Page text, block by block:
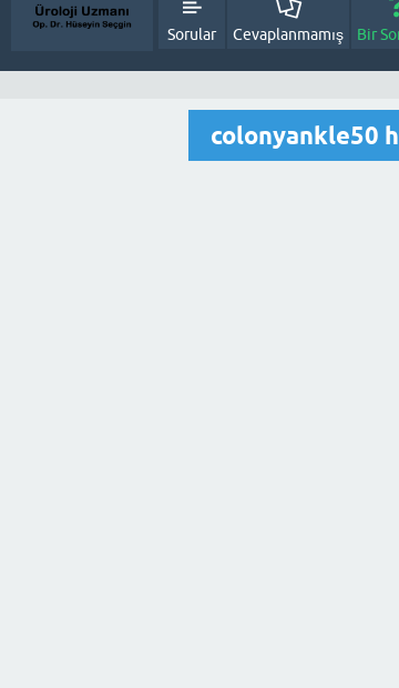
Sorular Cevaplanmamış Bir
colonyankle50